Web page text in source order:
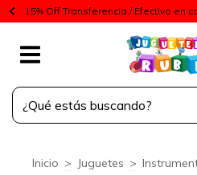
15% Off Transferencia / Efectivo en
Inicio > Juguetes >